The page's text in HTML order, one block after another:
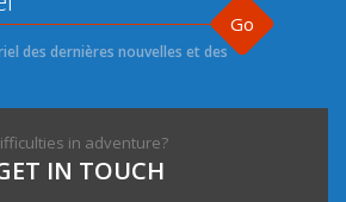
Go
des dernières nouvelles et des
in adventure?
IN TOUCH